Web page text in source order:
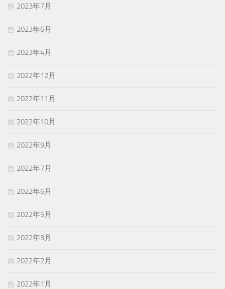
2023年7月
2023年6月
2023年4月
2022年12月
2022年11月
2022年10月
2022年9月
2022年7月
2022年6月
2022年5月
2022年3月
2022年2月
2022年1月